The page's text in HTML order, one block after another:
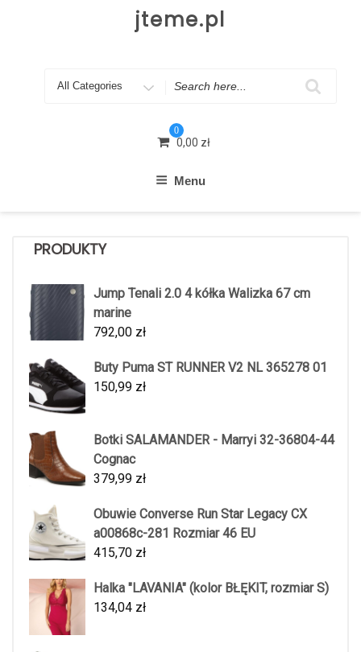
jteme.pl
Search
0
0,00 zł
Menu
PRODUKTY
Jump Tenali 2.0 4 kółka Walizka 67 cm
marine
792,00 zł
Buty Puma ST RUNNER V2 NL 365278 01
150,99 zł
Botki SALAMANDER - Marryi 32-36804-44
Cognac
379,99 zł
Obuwie Converse Run Star Legacy CX
a00868c-281 Rozmiar 46 EU
415,70 zł
Halka "LAVANIA" (kolor BŁĘKIT, rozmiar S)
134,04 zł